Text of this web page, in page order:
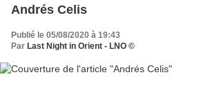
Andrés Celis
Publié le 05/08/2020 à 19:43
Par Last Night in Orient - LNO ©